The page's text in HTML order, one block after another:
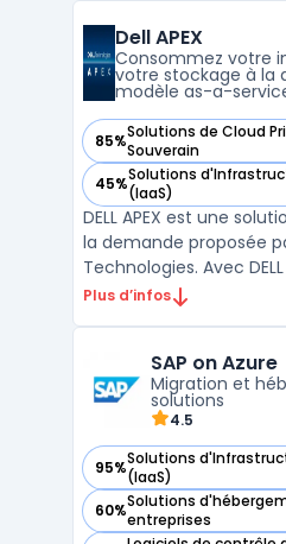
le RGPD, tout en
leurs données. Le ...
Dell APEX
Consommez votre
votre stockage à la
modèle as-a-
85%Solutions de Cloud
Souverain
— voir Dell APEX dans
45%Solutions
(IaaS)
— voir Dell APEX dans
DELL APEX est une
la demande proposée
Technologies. Avec DELL
entreprises peuvent
spécifiques. Grâce à la
provisionner
Plus d’infos
SAP on Azure
Migration et
solutions
4.5
95%Solutions
(IaaS)
— voir SAP on Azure dans
60%Solutions
entreprises
— voir SAP on Azure dans